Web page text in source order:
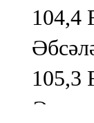
104,4
105,3
Әлмәт